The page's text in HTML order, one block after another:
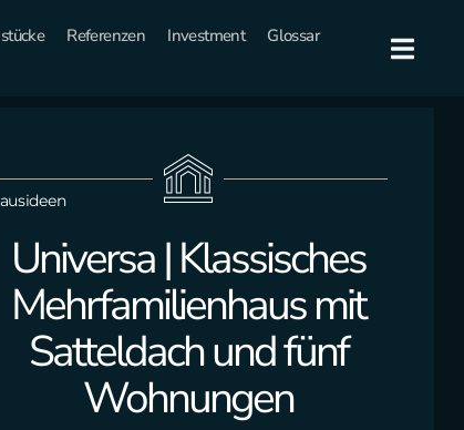
Referenzen Investment Glossar
Universa | Klassisches
Mehrfamilienhaus mit
Satteldach und fünf
Wohnungen